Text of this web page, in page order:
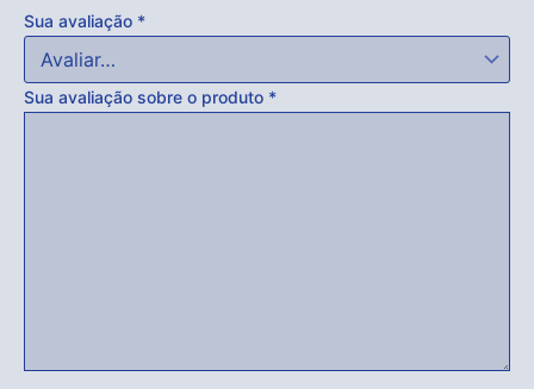
Sua avaliação *
Sua avaliação sobre o produto *